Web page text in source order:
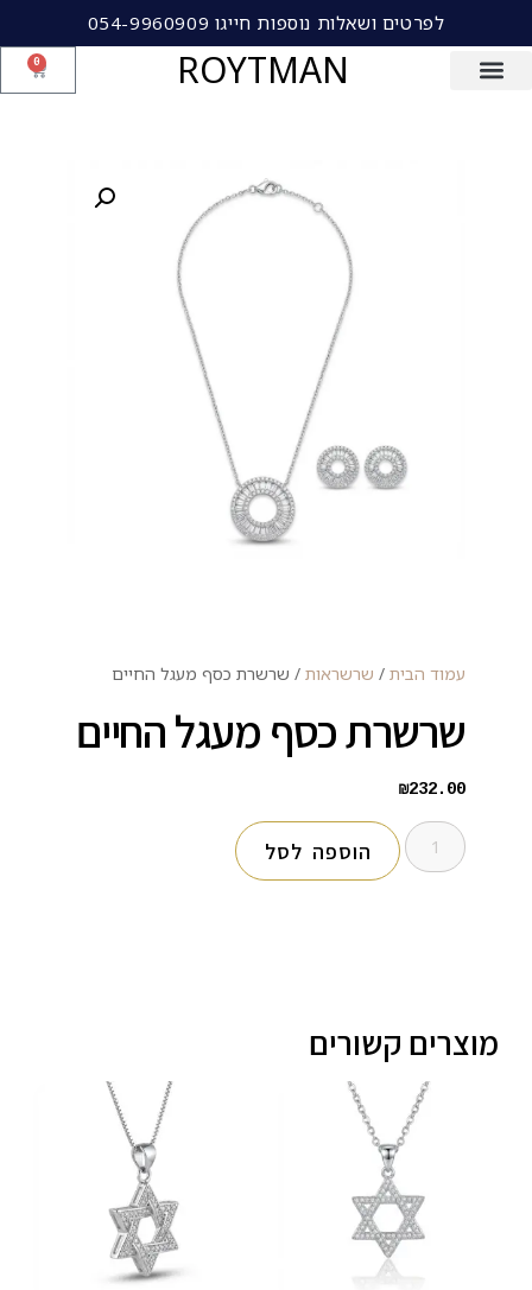
לפרטים ושאלות נוספות חייגו 054-9960909
ROYTMAN
0
עמוד הבית / שרשראות / שרשרת כסף מעגל החיים
שרשרת כסף מעגל החיים
₪232.00
הוספה לסל
מוצרים קשורים